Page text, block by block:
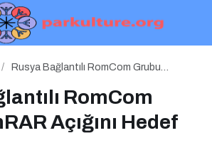
Rusya Bağlantılı RomCom Grubu
RomCom
Açığını Hedef
Video İndirme Rehberi